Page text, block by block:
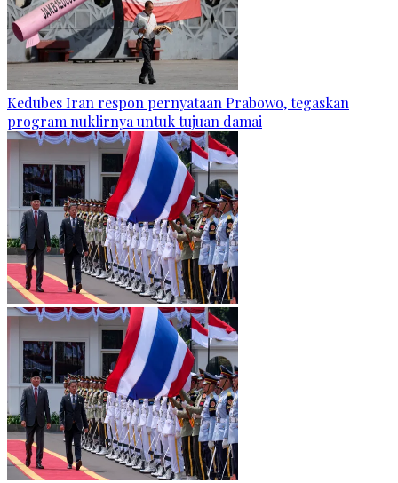
Kedubes Iran respon pernyataan Prabowo, tegaskan
program nuklirnya untuk tujuan damai